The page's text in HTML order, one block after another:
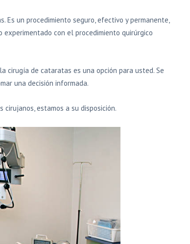
Es un procedimiento seguro, efectivo y permanente,
experimentado con el procedimiento quirúrgico
cirugía de cataratas es una opción para usted. Se
una decisión informada.
estamos a su disposición.